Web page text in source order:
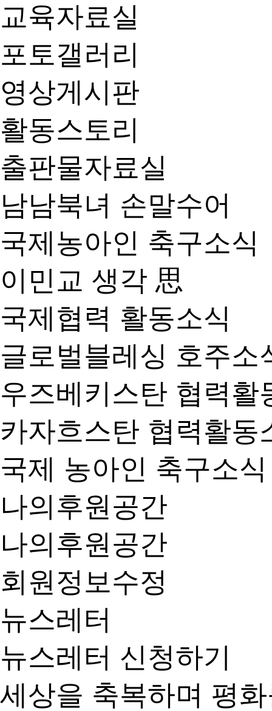
교육자료실
포토갤러리
영상게시판
활동스토리
출판물자료실
남남북녀 손말수어
국제농아인 축구소식
이민교 생각 思
국제협력 활동소식
글로벌블레싱 호주소
우즈베키스탄 협력활
카자흐스탄 협력활동
국제 농아인 축구소식
나의후원공간
나의후원공간
회원정보수정
뉴스레터
뉴스레터 신청하기
세상을 축복하며 평화